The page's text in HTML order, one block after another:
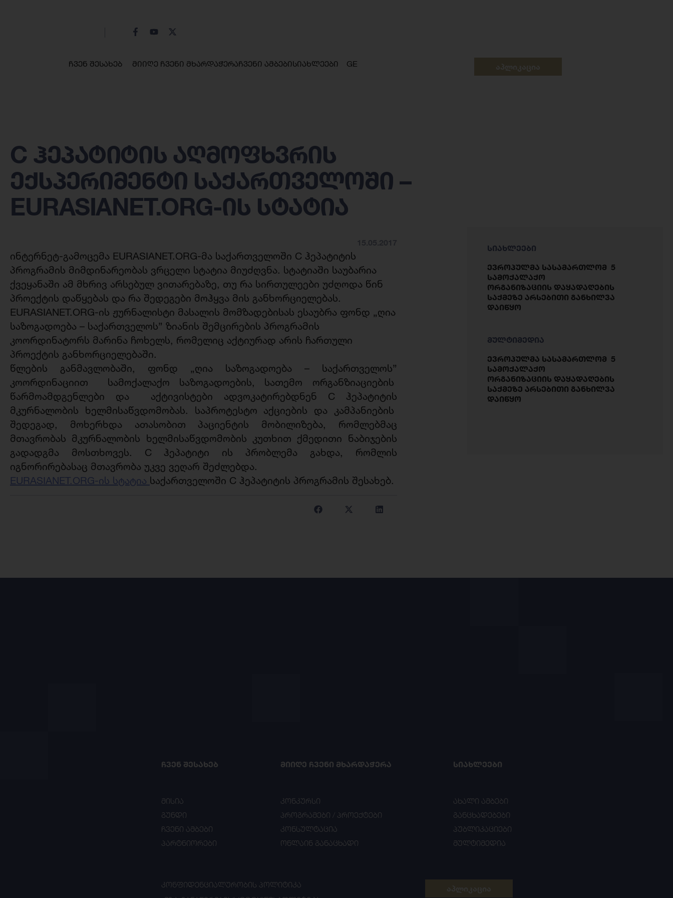
ჩვენ შესახებ მიიღე ჩვენი მხარდაჭერაჩვენი ამბებისიახლეები GE
C ჰეპატიტის აღმოფხვრის
ექსპერიმენტი საქართველოში –
EURASIANET.ORG-ის სტატია
ინტერნეტ-გამოცემა EURASIANET.ORG-მა საქართველოში C ჰეპატიტის
პროგრამის მიმდინარეობას ვრცელი სტატია მიუძღვნა. სტატიაში საუბარია
ქვეყანაში ამ მხრივ არსებულ ვითარებაზე, თუ რა სირთულეები უძღოდა წინ
პროექტის დაწყებას და რა შედეგები მოჰყვა მის განხორციელებას.
EURASIANET.ORG-ის ჟურნალისტი მასალის მომზადებისას ესაუბრა ფონდ „ღია
საზოგადოება – საქართველოს” ზიანის შემცირების პროგრამის
კოორდინატორს მარინა ჩოხელს, რომელიც აქტიურად არის ჩართული
პროექტის განხორციელებაში.
წლების განმავლობაში, ფონდ „ღია საზოგადოება – საქართველოს”
კოორდინაციით სამოქალაქო საზოგადოების, სათემო ორგანზიაციების
წარმოამდგენლები და აქტივისტები ადვოკატირებდნენ C ჰეპატიტის
მკურნალობის ხელმისაწვდომობას. საპროტესტო აქციების და კამპანიების
შედეგად, მოხერხდა ათასობით პაციენტის მობილიზება, რომლებმაც
მთავრობას მკურნალობის ხელმისაწვდომობის კუთხით ქმედითი ნაბიჯების
გადადგმა მოსთხოვეს. C ჰეპატიტი ის პრობლემა გახდა, რომლის
იგნორირებასაც მთავრობა უკვე ვეღარ შეძლებდა.
EURASIANET.ORG-ის სტატია საქართველოში C ჰეპატიტის პროგრამის შესახებ.
სიახლეები
ევროპულმა სასამართლომ 5
სამოქალაქო
ორგანიზაციის დაყადაღების
საქმეზე არსებითი განხილვა
დაიწყო
მულტიმედია
ევროპულმა სასამართლომ 5
სამოქალაქო
ორგანიზაციის დაყადაღების
საქმეზე არსებითი განხილვა
დაიწყო
ᲩᲕᲔᲜ ᲨᲔᲡᲐᲮᲔᲑ
მისია
გუნდი
ჩვენი ამბები
პარტნიორები
ᲛᲘᲘᲦᲔ ᲩᲕᲔᲜᲘ ᲛᲮᲐᲠᲓᲐᲭᲔᲠᲐ
კონკურსი
პროგრამები / პროექტები
კონსულტაცია
ონლაინ განაცხადი
ᲡᲘᲐᲮᲚᲔᲔᲑᲘ
ახალი ამბები
განცხადებები
პუბლიკაციები
მულტიმედია
ᲙᲝᲜᲤᲘᲓᲔᲜᲪᲘᲐᲚᲣᲠᲝᲑᲘᲡ ᲞᲝᲚᲘᲢᲘᲙᲐ